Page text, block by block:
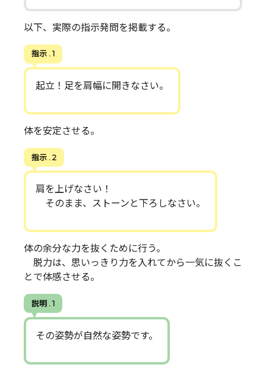
以下、実際の指示発問を掲載する。
指示 . 1
起立！足を肩幅に開きなさい。
体を安定させる。
指示 . 2
肩を上げなさい！
そのまま、ストーンと下ろしなさい。
体の余分な力を抜くために行う。
脱力は、思いっきり力を入れてから一気に抜くこ
とで体感させる。
説明 . 1
その姿勢が自然な姿勢です。